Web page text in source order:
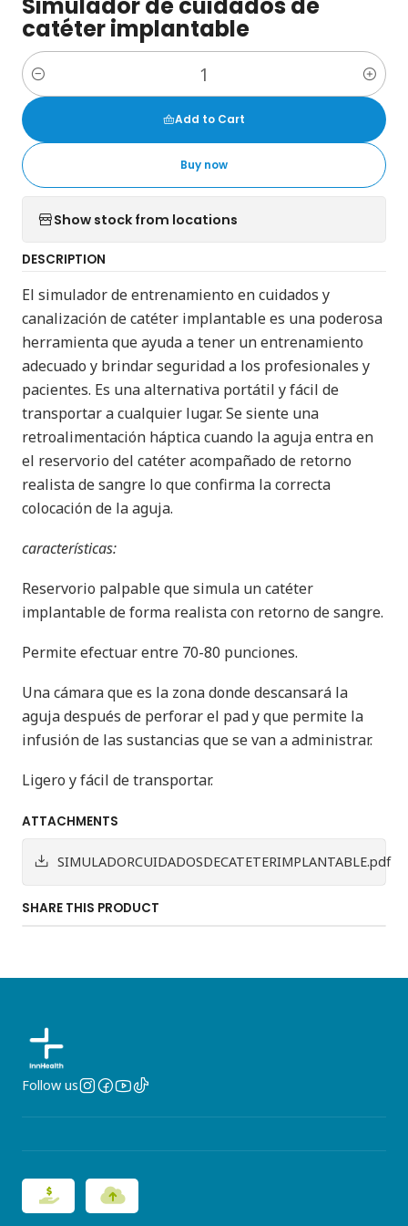
catéter implantable
Quantity
Add to Cart
Buy now
Show stock from locations
DESCRIPTION
El simulador de entrenamiento en cuidados y
canalización de catéter implantable es una poderosa
herramienta que ayuda a tener un entrenamiento
adecuado y brindar seguridad a los profesionales y
pacientes. Es una alternativa portátil y fácil de
transportar a cualquier lugar. Se siente una
retroalimentación háptica cuando la aguja entra en
el reservorio del catéter acompañado de retorno
realista de sangre lo que confirma la correcta
colocación de la aguja.
características:
Reservorio palpable que simula un catéter
implantable de forma realista con retorno de sangre.
Permite efectuar entre 70-80 punciones.
Una cámara que es la zona donde descansará la
aguja después de perforar el pad y que permite la
infusión de las sustancias que se van a administrar.
Ligero y fácil de transportar.
ATTACHMENTS
SIMULADORCUIDADOSDECATETERIMPLANTABLE.pdf
SHARE THIS PRODUCT
Follow us